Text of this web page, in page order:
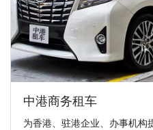
中港商务租车
为香港、驻港企业、办事机构